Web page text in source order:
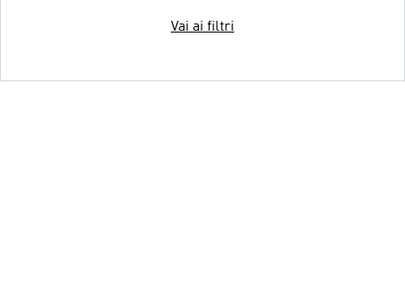
Vai ai filtri